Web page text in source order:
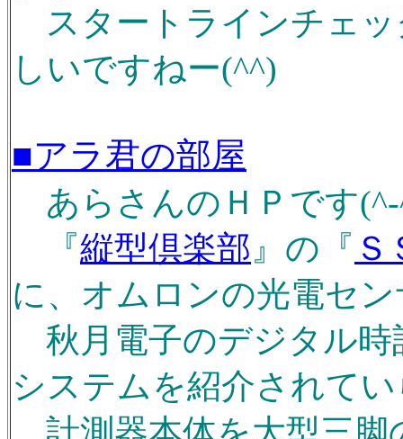
スタートラインチェッ
しいですねー(^^)
■アラ君の部屋
あらさんのＨＰです
『縦型倶楽部 』の『
に、オムロンの光電セ
秋月電子のデジタル時
システムを紹介されて